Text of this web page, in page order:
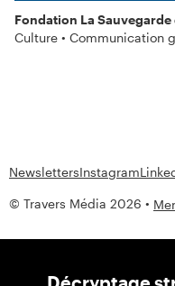
Fondation La Sauvegarde
Culture • Communication
© Travers Média 2026 •
NewslettersInstagram